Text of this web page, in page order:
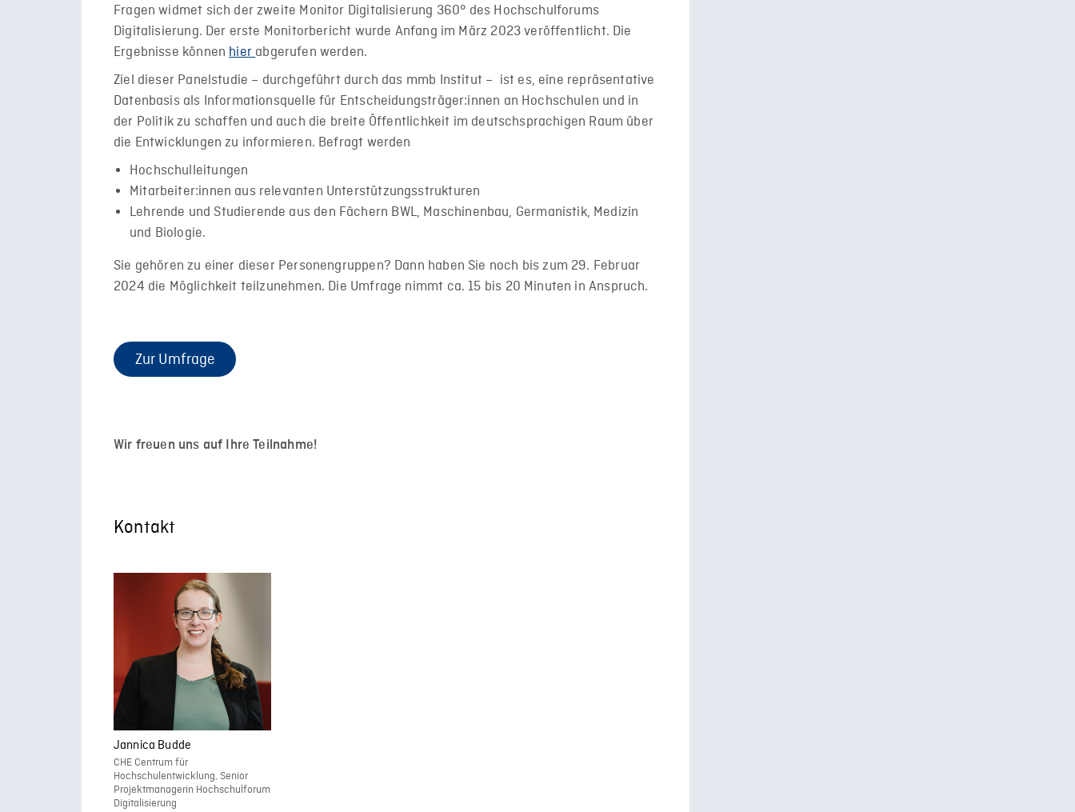
Fragen widmet sich der zweite Monitor Digitalisierung 360° des Hochschulforums
Digitalisierung. Der erste Monitorbericht wurde Anfang im März 2023 veröffentlicht. Die
Ergebnisse könnenhierabgerufen werden.
Ziel dieser Panelstudie – durchgeführt durch das mmb Institut – ist es, eine repräsentative
Datenbasis als Informationsquelle für Entscheidungsträger:innen an Hochschulen und in
der Politik zu schaffen und auch die breite Öffentlichkeit im deutschsprachigen Raum über
die Entwicklungen zu informieren. Befragt werden
Hochschulleitungen
Mitarbeiter:innen aus relevanten Unterstützungsstrukturen
Lehrende und Studierende aus den Fächern BWL, Maschinenbau, Germanistik, Medizin
und Biologie.
Sie gehören zu einer dieser Personengruppen? Dann haben Sie noch bis zum 29. Februar
2024 die Möglichkeit teilzunehmen. Die Umfrage nimmt ca. 15 bis 20 Minuten in Anspruch.
Zur Umfrage
Wir freuen uns auf Ihre Teilnahme!
Kontakt
Jannica Budde
CHE Centrum für
Hochschulentwicklung, Senior
Projektmanagerin Hochschulforum
Digitalisierung